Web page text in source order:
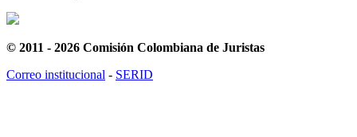
© 2011 - 2026 Comisión Colombiana de Juristas
Correo institucional - SERID